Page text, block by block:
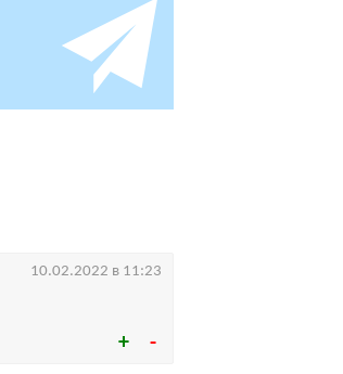
10.02.2022 в 11:23